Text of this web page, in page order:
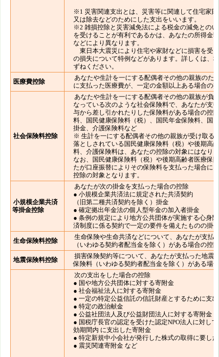
※1 災害関連支出とは、災害等に関連して住宅家
又は除去などのためにした支出をいいます。
※2 雑損控除と災害減免法による税金の減免との
を受けることが有利であるかは、あなたの所得金
などにより異なります。
東日本大震災により住宅や家財などに損害を受
の損失について特例などがあります。詳しくは、
ずねください。
医療費控除
あなたや生計を一にする配偶者その他の親族のた
に支払った医療費が、一定の金額以上ある場合の
社会保険料控除
あなたや生計を一にする配偶者その他の親族が負
なっている次のような社会保険料で、あなたが支
与から差し引かれたりした保険料がある場合の控
料、国民健康保険料（税）、国民年金保険料、国
掛金、介護保険料など
※ 生計を一にする配偶者その他の親族が受け取る
落としされている国民健康保険料（税）や後期高
料、介護保険料は、あなたの控除の対象にはなり
なお、国民健康保険料（税）や後期高齢者医療保
たが口座振替によりその保険料を支払った場合に
控除の対象となります。
小規模企業共済
等掛金控除
あなたが次の掛金を支払った場合の控除
● 小規模企業共済法に規定された共済契約
（旧第二種共済契約を除く）掛金
● 確定拠出年金法の個人型年金の加入者掛金
● 条例の規定により地方公共団体が実施する心身
済制度に係る契約で一定の要件を備えたものの掛金
生命保険料控除
生命保険や生命共済などについて、あなたが支払
（いわゆる契約者配当金を除く）がある場合の控除
地震保険料控除
損害保険契約等について、あなたが支払った地震
保険料（いわゆる契約者配当金を除く）がある場
次の支出をした場合の控除
● 国や地方公共団体に対する寄附金
● 社会福祉法人に対する寄附金
● 一定の特定公益信託の信託財産とするために支
● 特定の政治献金
● 公益社団法人及び公益財団法人に対する寄附金
● 国税庁長官の認定を受けた認定NPO法人に対し
効期間内 に支出した寄附金
● 特定新規中小会社が発行した株式の取得に要し
● 震災関連寄附金 など